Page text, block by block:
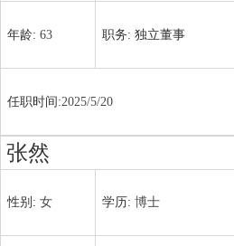
年龄: 63 职务: 独立董事
任职时间:2025/5/20
张然
性别: 女 学历: 博士